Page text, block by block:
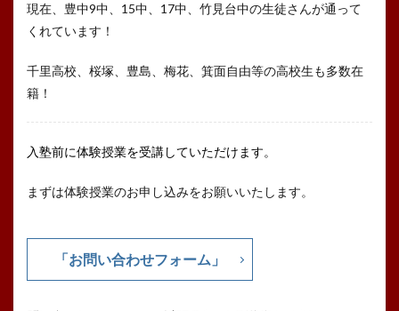
現在、豊中9中、15中、17中、竹見台中の生徒さんが通って
くれています！
千里高校、桜塚、豊島、梅花、箕面自由等の高校生も多数在
籍！
入塾前に体験授業を受講していただけます。
まずは体験授業のお申し込みをお願いいたします。
「お問い合わせフォーム」